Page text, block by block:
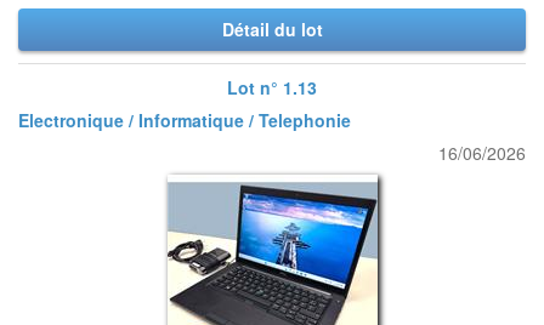
Détail du lot
Lot n° 1.13
Electronique / Informatique / Telephonie
16/06/2026